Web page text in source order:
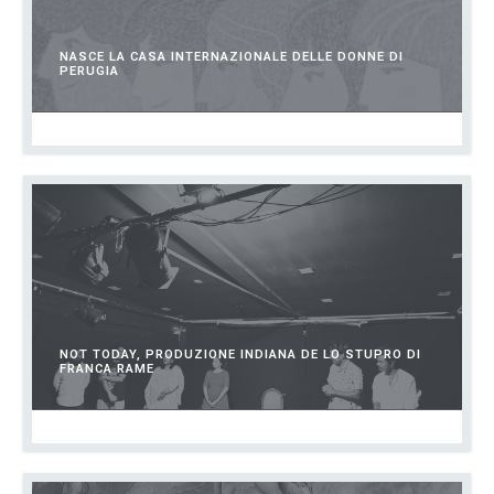
NASCE LA CASA INTERNAZIONALE DELLE DONNE DI
PERUGIA
NOT TODAY, PRODUZIONE INDIANA DE LO STUPRO DI
FRANCA RAME